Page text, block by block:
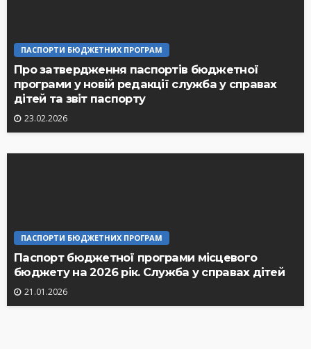
ПАСПОРТИ БЮДЖЕТНИХ ПРОГРАМ
Про затвердження паспортів бюджетної
програми у новій редакції служба у справах
дітей та звіт паспорту
23.02.2026
ПАСПОРТИ БЮДЖЕТНИХ ПРОГРАМ
Паспорт бюджетної програми місцевого
бюджету на 2026 рік. Служба у справах дітей
21.01.2026